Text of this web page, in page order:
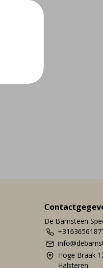
De Barnsteen
Hoge Braak
Halsteren